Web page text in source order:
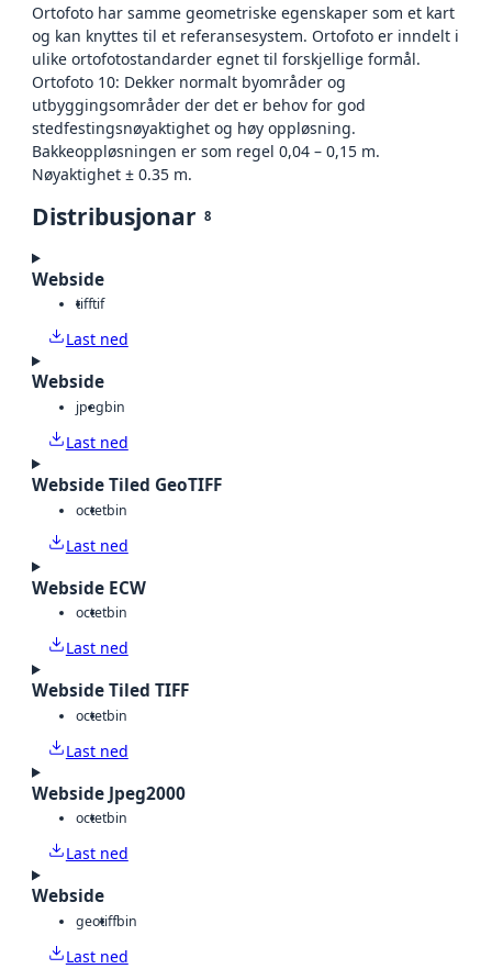
Ortofoto har samme geometriske egenskaper som et kart
og kan knyttes til et referansesystem. Ortofoto er inndelt i
ulike ortofotostandarder egnet til forskjellige formål.
Ortofoto 10: Dekker normalt byområder og
utbyggingsområder der det er behov for god
stedfestingsnøyaktighet og høy oppløsning.
Bakkeoppløsningen er som regel 0,04 – 0,15 m.
Nøyaktighet ± 0.35 m.
Distribusjonar 8
Webside
tifftif
Last ned
Webside
jpegbin
Last ned
Webside Tiled GeoTIFF
octetbin
Last ned
Webside ECW
octetbin
Last ned
Webside Tiled TIFF
octetbin
Last ned
Webside Jpeg2000
octetbin
Last ned
Webside
geotiffbin
Last ned